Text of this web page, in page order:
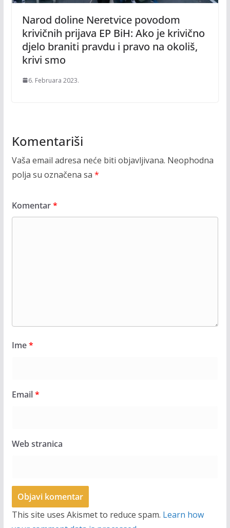
Narod doline Neretvice povodom
krivičnih prijava EP BiH: Ako je krivično
djelo braniti pravdu i pravo na okoliš,
krivi smo
6. Februara 2023.
Komentariši
Vaša email adresa neće biti objavljivana. Neophodna
polja su označena sa *
Komentar*
Ime*
Email*
Web stranica
This site uses Akismet to reduce spam. Learn how